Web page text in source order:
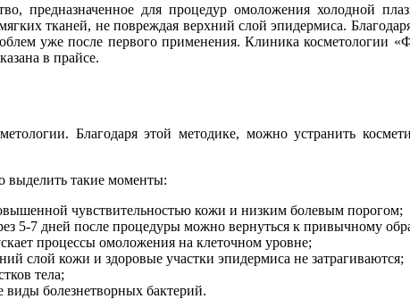
предназначенное для процедур омоложения холодной
тканей, не повреждая верхний слой эпидермиса.
уже после первого применения. Клиника косметологии
в прайсе.
Благодаря этой методике, можно устранить
такие моменты:
чувствительностью кожи и низким болевым порогом;
5-7 дней после процедуры можно вернуться к привычному
процессы омоложения на клеточном уровне;
слой кожи и здоровые участки эпидермиса не затрагиваются;
тела;
виды болезнетворных бактерий.